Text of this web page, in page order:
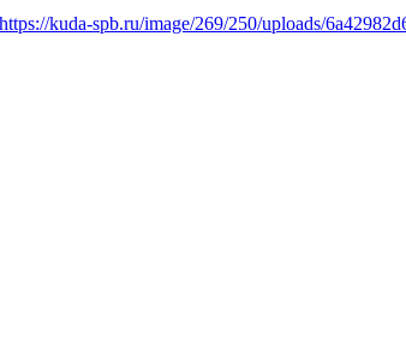
https://kuda-spb.ru/image/269/250/uploads/